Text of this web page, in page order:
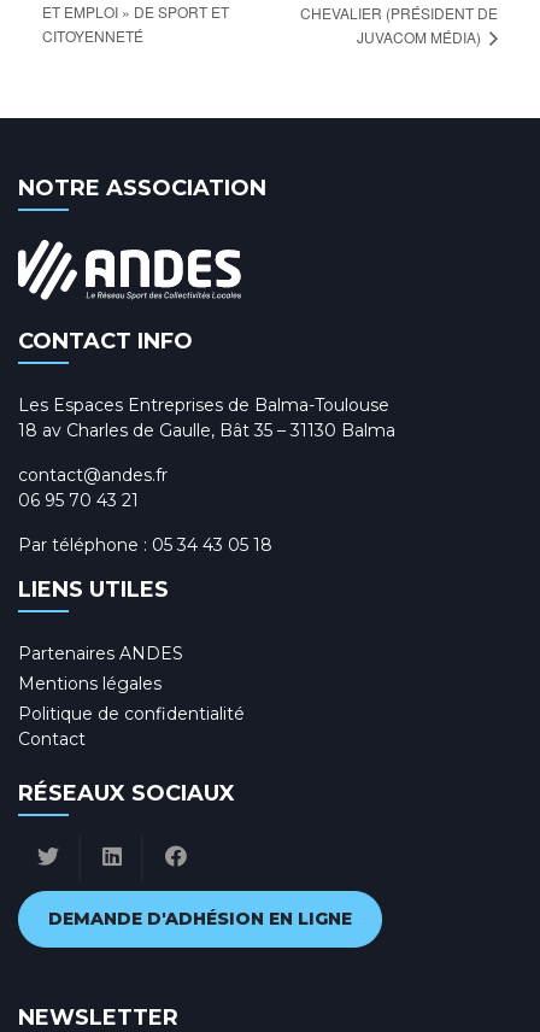
ET EMPLOI » DE SPORT ET
CITOYENNETÉ
CHEVALIER (PRÉSIDENT DE
JUVACOM MÉDIA)
NOTRE ASSOCIATION
CONTACT INFO
Les Espaces Entreprises de Balma-Toulouse
18 av Charles de Gaulle, Bât 35 – 31130 Balma
contact@andes.fr
06 95 70 43 21
Par téléphone : 05 34 43 05 18
LIENS UTILES
Partenaires ANDES
Mentions légales
Politique de confidentialité
Contact
RÉSEAUX SOCIAUX
DEMANDE D'ADHÉSION EN LIGNE
NEWSLETTER